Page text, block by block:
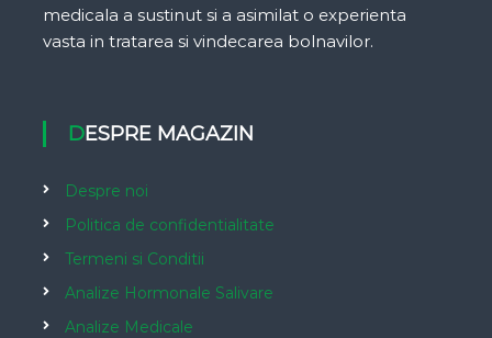
medicala a sustinut si a asimilat o experienta
vasta in tratarea si vindecarea bolnavilor.
DESPRE MAGAZIN
Despre noi
Politica de confidentialitate
Termeni si Conditii
Analize Hormonale Salivare
Analize Medicale